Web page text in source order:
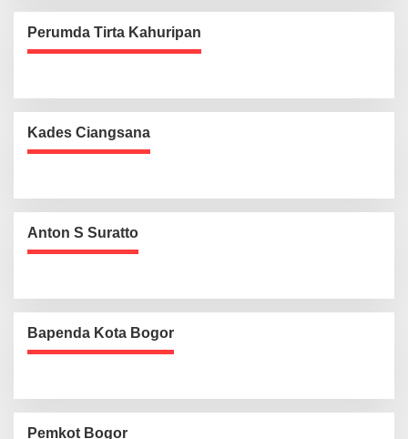
Perumda Tirta Kahuripan
Kades Ciangsana
Anton S Suratto
Bapenda Kota Bogor
Pemkot Bogor